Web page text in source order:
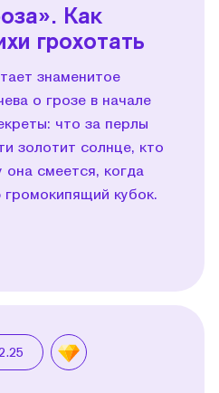
Как
грохотать
знаменитое
о грозе в начале
что за перлы
золотит солнце, кто
она смеется, когда
кубок.